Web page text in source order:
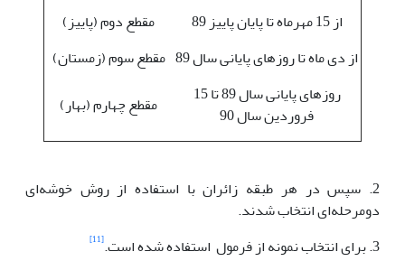
از 15 مهرماه تا پایان پاییز 89
مقطع دوم (پاییز)
از دی ماه تا روزهای پایانی سال 89
مقطع سوم (زمستان)
روزهای پایانی سال 89 تا 15
فروردین سال 90
مقطع چهارم (بهار)
2. سپس در هر طبقه زائران با استفاده از روش خوشه‌ای
دومرحله‌ای انتخاب شدند.
3. برای انتخاب نمونه از فرمول استفاده شده است.
[11]